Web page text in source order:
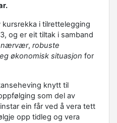
i tilrettelegging
og er eit tiltak i samband
nærvær, robuste
økonomisk situasjon for
knytt til
som del av
ein får ved å vera tett
opp tidleg og vera